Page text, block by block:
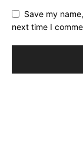
Save my
next time I